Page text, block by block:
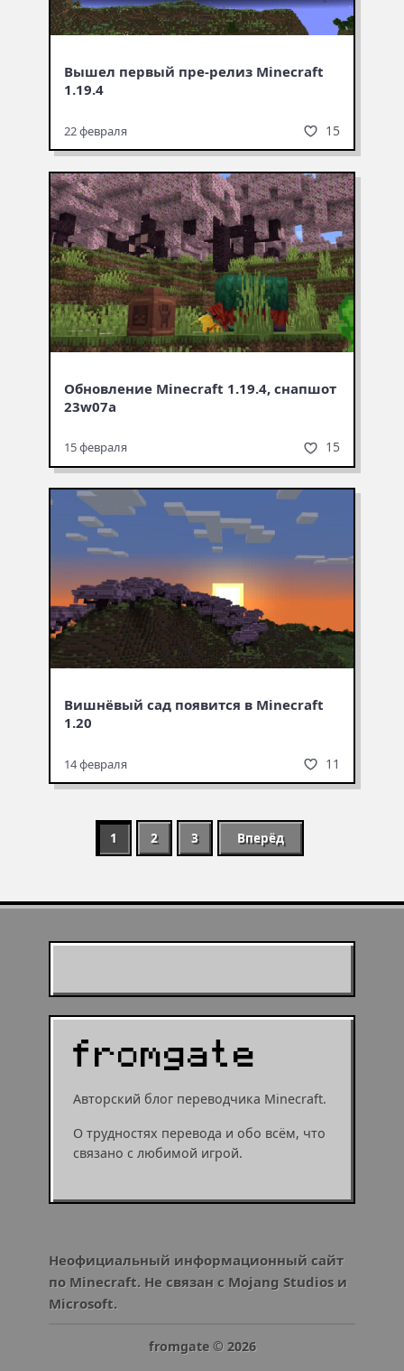
Вышел первый пре-релиз Minecraft
1.19.4
22 февраля 15
Обновление Minecraft 1.19.4, снапшот
23w07a
15 февраля 15
Вишнёвый сад появится в Minecraft
1.20
14 февраля 11
1 2 3 Вперёд
Авторский блог переводчика Minecraft.
О трудностях перевода и обо всём, что
связано с любимой игрой.
муушрумом или мушрумом
Неофициальный информационный сайт
по Minecraft. Не связан с Mojang Studios и
Microsoft.
fromgate © 2026